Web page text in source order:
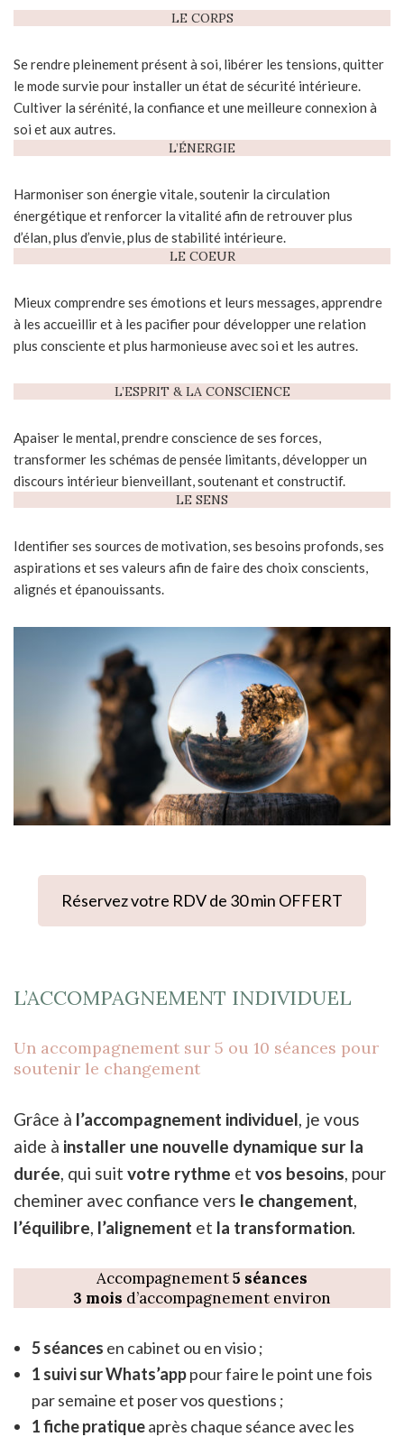
LE CORPS
Se rendre pleinement présent à soi, libérer les tensions, quitter
le mode survie pour installer un état de sécurité intérieure.
Cultiver la sérénité, la confiance et une meilleure connexion à
soi et aux autres.
L’ÉNERGIE
Harmoniser son énergie vitale, soutenir la circulation
énergétique et renforcer la vitalité afin de retrouver plus
d’élan, plus d’envie, plus de stabilité intérieure.
LE COEUR
Mieux comprendre ses émotions et leurs messages, apprendre
à les accueillir et à les pacifier pour développer une relation
plus consciente et plus harmonieuse avec soi et les autres.
L’ESPRIT & LA CONSCIENCE
Apaiser le mental, prendre conscience de ses forces,
transformer les schémas de pensée limitants, développer un
discours intérieur bienveillant, soutenant et constructif.
LE SENS
Identifier ses sources de motivation, ses besoins profonds, ses
aspirations et ses valeurs afin de faire des choix conscients,
alignés et épanouissants.
Réservez votre RDV de 30 min OFFERT
L’ACCOMPAGNEMENT INDIVIDUEL
Un accompagnement sur 5 ou 10 séances pour
soutenir le changement
Grâce à l’accompagnement individuel, je vous
aide à installer une nouvelle dynamique sur la
durée, qui suit votre rythme et vos besoins, pour
cheminer avec confiance vers le changement,
l’équilibre, l’alignement et la transformation.
Accompagnement5 séances
3 mois d’accompagnement environ
5 séances en cabinet ou en visio ;
1 suivi sur Whats’apppour faire le point une fois
par semaine et poser vos questions ;
1 fiche pratiqueaprès chaque séance avec les